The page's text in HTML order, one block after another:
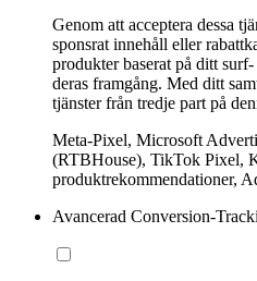
Genom att acceptera dessa
sponsrat innehåll eller
produkter baserat på ditt
deras framgång. Med ditt
tjänster från tredje part på
Meta-Pixel, Microsoft
(RTBHouse), TikTok Pixel,
produktrekommendationer,
Avancerad Conversion-